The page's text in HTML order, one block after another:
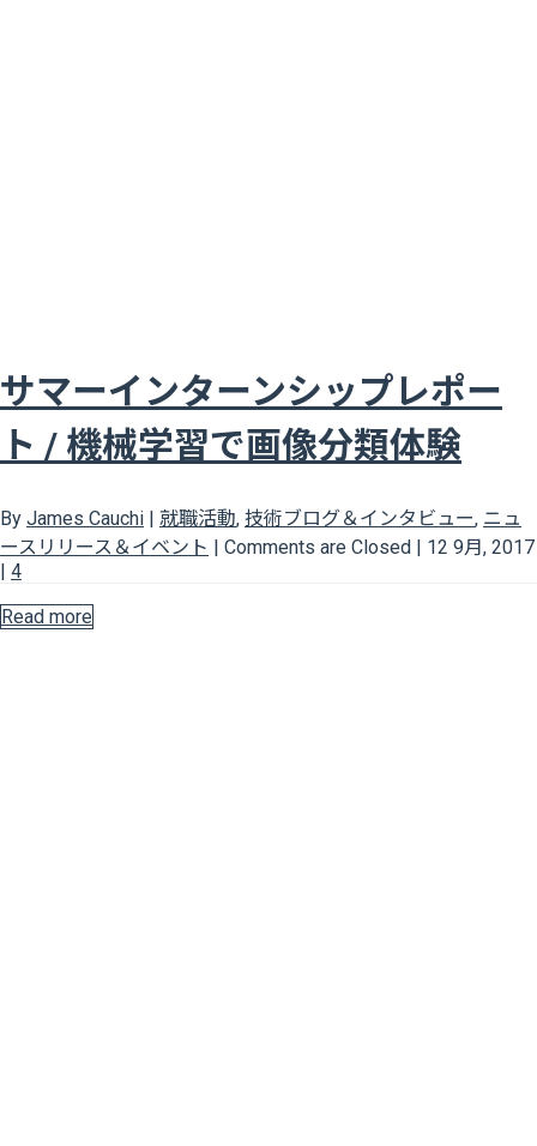
サマーインターンシップレポー
ト / 機械学習で画像分類体験
By James Cauchi 就職活動, 技術ブログ＆インタビュー, ニュ
ースリリース＆イベント
Comments are Closed
12 9月, 2017
4
Read more